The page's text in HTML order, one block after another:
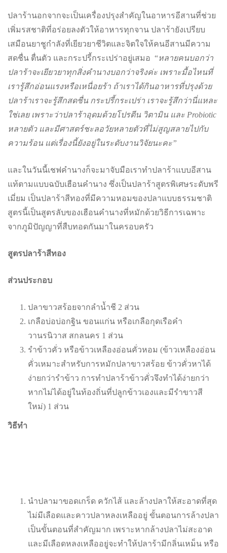
ปลาร้านอกจากจะเป็นเครื่องปรุงสำคัญในอาหารอีสานที่ช่วย
เพิ่มรสชาติที่อร่อยลงตัวให้อาหารทุกจาน ปลาร้ายังเปรียบ
เสมือนยาชูกำลังที่เยียวยาชีวิตและจิตใจให้คนอีสานมีความ
สดชื่น ตื่นตัว และกระปรี้กระเปร่าอยู่เสมอ “หลายคนบอกว่า
ปลาร้าจะเยียวยาทุกสิ่งคำนางบอกว่าจริงค่ะ เพราะมื้อไหนที่
เรารู้สึกอ่อนแรงหรือเหนื่อยร้า ถ้าเราได้กินอาหารที่ปรุงด้วย
ปลาร้าเราจะรู้สึกสดชื่น กระปรี้กระเปร่า เราจะรู้สึกว่านี่แหละ
ใช่เลย เพราะว่าปลาร้าอุดมด้วยโปรตีน วิตามิน และ Probiotic
หลายตัว และมีศาสตร์ชะลอวัยหลายตัวที่ไม่สูญสลายไปกับ
ความร้อน แต่เรื่องนี้ยังอยู่ในระดับงานวิจัยนะคะ”
และในวันนี้เชฟคำนางก็จะมาจับมือเราทำปลาร้าแบบอีสาน
แท้ตามแบบฉบับเฮือนคำนาง ซึ่งเป็นปลาร้าสูตรพิเศษระดับพรี
เมี่ยม เป็นปลาร้าสีทองที่มีความหอมของปลาแบบธรรมชาติ
สูตรนี้เป็นสูตรลับของเฮือนคำนางที่หมักด้วยวิธีการเฉพาะ
จากภูมิปัญญาที่สืบทอดกันมาในครอบครัว
สูตรปลาร้าสีทอง
ส่วนประกอบ
ปลาขาวสร้อยจากลำน้ำชี 2 ส่วน
เกลือบ่อบ่อกฐิน ขอนแก่น หรือเกลือกุดเรือคำ
วานรนิวาส สกลนคร 1 ส่วน
รำข้าวคั่ว หรือข้าวเหลืองอ่อนคั่วหอม (ข้าวเหลืองอ่อน
คั่วเหมาะสำหรับการหมักปลาขาวสร้อย ข้าวคั่วหาได้
ง่ายกว่ารำข้าว การทำปลาร้าข้าวคั่วจึงทำได้ง่ายกว่า
หากไม่ได้อยู่ในท้องถิ่นที่ปลูกข้าวเองและมีรำขาวสี
ใหม่) 1 ส่วน
วิธีทำ
นำปลามาขอดเกร็ด ควักไส้ และล้างปลาให้สะอาดที่สุด
ไม่มีเลือดและคาวปลาหลงเหลืออยู่ ขั้นตอนการล้างปลา
เป็นขั้นตอนที่สำคัญมาก เพราะหากล้างปลาไม่สะอาด
และมีเลือดหลงเหลืออยู่จะทำให้ปลาร้ามีกลิ่นเหม็น หรือ